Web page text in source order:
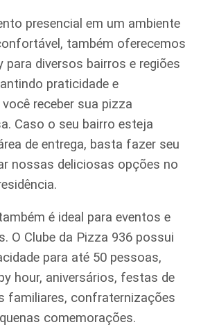
presencial em um ambiente
também oferecemos
para diversos bairros e regiões
praticidade e
receber sua pizza
Caso o seu bairro esteja
de entrega, basta fazer seu
nossas deliciosas opções no
é ideal para eventos e
O Clube da Pizza 936 possui
para até 50 pessoas,
hour, aniversários, festas de
familiares, confraternizações
comemorações.